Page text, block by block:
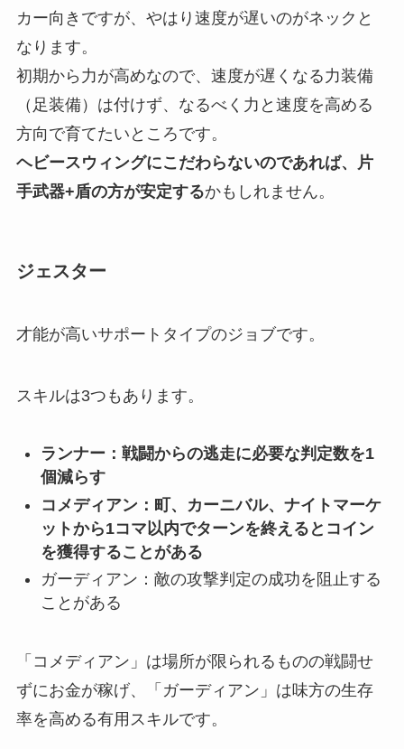
カー向きですが、やはり速度が遅いのがネック と
なります。
初期から力が高めなので、速度が遅くなる力装備
（足装備）は付けず、なるべく力と速度を高める
方向で育てたいところです。
ヘビースウィングにこだわらないのであれば、片
手武器+盾の方が安定するかもしれません。
ジェスター
才能が高いサポートタイプのジョブです。
スキルは3つもあります。
ランナー：戦闘からの逃走に必要な判定数を1
個減らす
コメディアン：町、カーニバル、ナイトマーケ
ットから1コマ以内でターンを終えるとコイン
を獲得することがある
ガーディアン：敵の攻撃判定の成功を阻止する
ことがある
「コメディアン」は場所が限られるものの戦闘せ
ずにお金が稼げ、「ガーディアン」は味方の生存
率を高める有用スキルです。